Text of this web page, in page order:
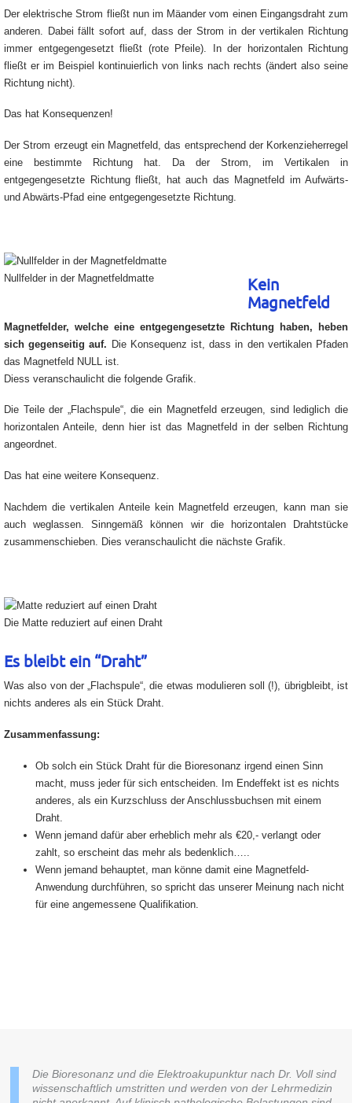
Der elektrische Strom fließt nun im Mäander vom einen Eingangsdraht zum
anderen. Dabei fällt sofort auf, dass der Strom in der vertikalen Richtung
immer entgegengesetzt fließt (rote Pfeile). In der horizontalen Richtung
fließt er im Beispiel kontinuierlich von links nach rechts (ändert also seine
Richtung nicht).
Das hat Konsequenzen!
Der Strom erzeugt ein Magnetfeld, das entsprechend der Korkenzieherregel
eine bestimmte Richtung hat. Da der Strom, im Vertikalen in
entgegengesetzte Richtung fließt, hat auch das Magnetfeld im Aufwärts-
und Abwärts-Pfad eine entgegengesetzte Richtung.
Nullfelder in der Magnetfeldmatte
Kein
Magnetfeld
Magnetfelder, welche eine entgegengesetzte Richtung haben, heben
sich gegenseitig auf. Die Konsequenz ist, dass in den vertikalen Pfaden
das Magnetfeld NULL ist.
Diess veranschaulicht die folgende Grafik.
Die Teile der „Flachspule“, die ein Magnetfeld erzeugen, sind lediglich die
horizontalen Anteile, denn hier ist das Magnetfeld in der selben Richtung
angeordnet.
Das hat eine weitere Konsequenz.
Nachdem die vertikalen Anteile kein Magnetfeld erzeugen, kann man sie
auch weglassen. Sinngemäß können wir die horizontalen Drahtstücke
zusammenschieben. Dies veranschaulicht die nächste Grafik.
Die Matte reduziert auf einen Draht
Es bleibt ein “Draht”
Was also von der „Flachspule“, die etwas modulieren soll (!), übrigbleibt, ist
nichts anderes als ein Stück Draht.
Zusammenfassung:
Ob solch ein Stück Draht für die Bioresonanz irgend einen Sinn
macht, muss jeder für sich entscheiden. Im Endeffekt ist es nichts
anderes, als ein Kurzschluss der Anschlussbuchsen mit einem
Draht.
Wenn jemand dafür aber erheblich mehr als €20,- verlangt oder
zahlt, so erscheint das mehr als bedenklich…..
Wenn jemand behauptet, man könne damit eine Magnetfeld-
Anwendung durchführen, so spricht das unserer Meinung nach nicht
für eine angemessene Qualifikation.
Die Bioresonanz und die Elektroakupunktur nach Dr. Voll sind
wissenschaftlich umstritten und werden von der Lehrmedizin